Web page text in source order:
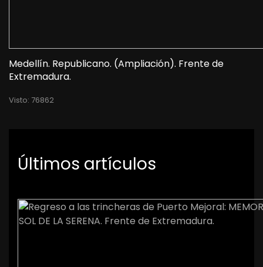
Medellín. Republicano. (Ampliación). Frente de
Extremadura.
Visto: 76862
Últimos artículos